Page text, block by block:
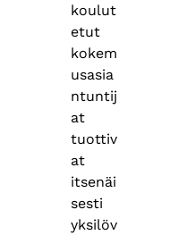
koulut
etut
kokem
usasia
ntuntij
at
tuottiv
at
itsenäi
sesti
yksilöv